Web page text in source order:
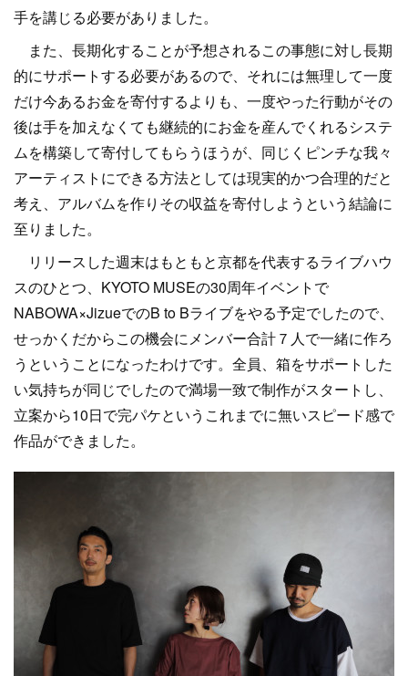
手を講じる必要がありました。
また、長期化することが予想されるこの事態に対し長期
的にサポートする必要があるので、それには無理して一度
だけ今あるお金を寄付するよりも、一度やった行動がその
後は手を加えなくても継続的にお金を産んでくれるシステ
ムを構築して寄付してもらうほうが、同じくピンチな我々
アーティストにできる方法としては現実的かつ合理的だと
考え、アルバムを作りその収益を寄付しようという結論に
至りました。
リリースした週末はもともと京都を代表するライブハウ
スのひとつ、KYOTO MUSEの30周年イベントで
NABOWA×JizueでのB to Bライブをやる予定でしたので、
せっかくだからこの機会にメンバー合計７人で一緒に作ろ
うということになったわけです。全員、箱をサポートした
い気持ちが同じでしたので満場一致で制作がスタートし、
立案から10日で完パケというこれまでに無いスピード感で
作品ができました。